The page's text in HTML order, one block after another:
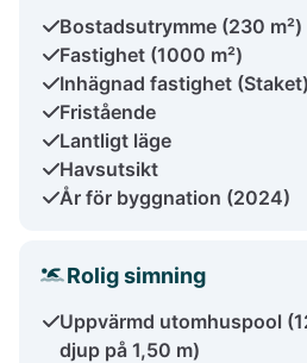
Bostadsutrymme (230 m²)
Fastighet (1000 m²)
Inhägnad fastighet (Staket)
Fristående
Lantligt läge
Havsutsikt
År för byggnation (2024)
Rolig simning
Uppvärmd utomhuspool
djup på 1,50 m)